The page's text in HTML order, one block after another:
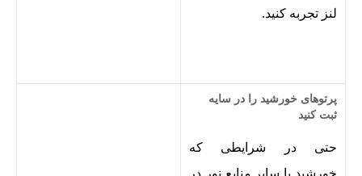
لنز تجربه کنید.
پرتوهای خورشید را در سایه
ثبت کنید
حتی در شرایطی که